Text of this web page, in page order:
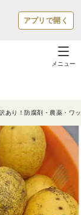
アプリで開く
メニュー
訳あり！防腐剤・農薬・